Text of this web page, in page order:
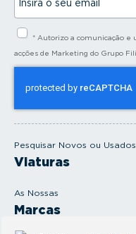
Pesquisar Novos ou Usados
Viaturas
As Nossas
Marcas
s
* Autorizo a comunicação e
acções de Marketing do Grupo